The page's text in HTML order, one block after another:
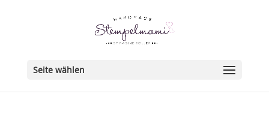
Seite wählen